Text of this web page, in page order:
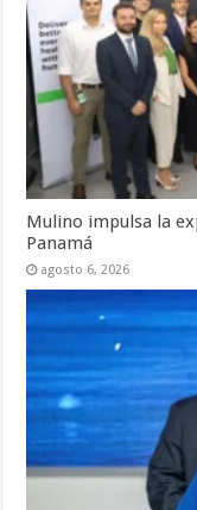
Mulino impulsa la
Panamá
agosto 6, 2026